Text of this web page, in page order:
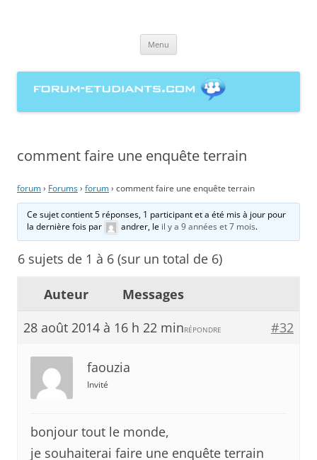
étudiante à la rédaction de
mémoires
Menu
comment faire une enquête terrain
forum› Forums› forum› comment faire une enquête terrain
Ce sujet contient 5 réponses, 1 participant et a été mis à jour pour
la dernière fois par
andrer, le il y a 9 années et 7 mois.
6 sujets de 1 à 6 (sur un total de 6)
Auteur
Messages
28 août 2014 à 16 h 22 min
#32
RÉPONDRE
faouzia
Invité
bonjour tout le monde,
je souhaiterai faire une enquête terrain